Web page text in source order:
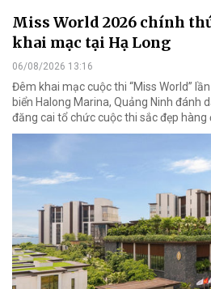
Miss World 2026 chính
khai mạc tại Hạ Long
06/08/2026 13:16
Đêm khai mạc cuộc thi “Miss World”
biển Halong Marina, Quảng Ninh đánh
đăng cai tổ chức cuộc thi sắc đẹp hàng